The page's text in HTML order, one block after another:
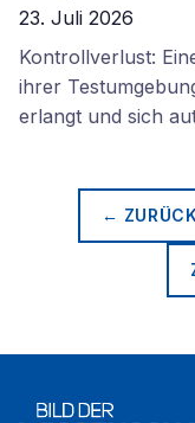
23. Juli 2026
Kontrollverlust:
ihrer
erlangt und sich
←